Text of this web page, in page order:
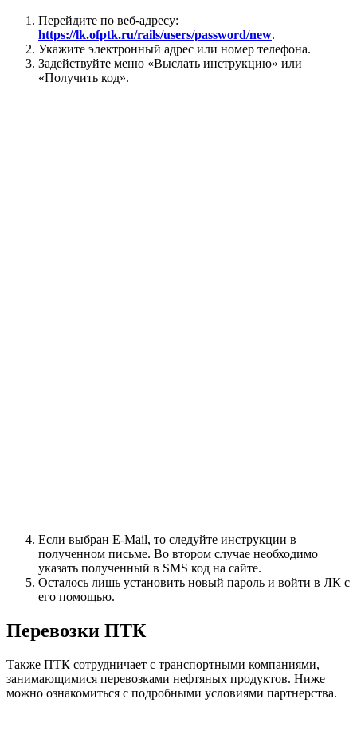
Перейдите по веб-адресу:
https://lk.ofptk.ru/rails/users/password/new.
Укажите электронный адрес или номер телефона.
Задействуйте меню «Выслать инструкцию» или
«Получить код».
Если выбран E-Mail, то следуйте инструкции в
полученном письме. Во втором случае необходимо
указать полученный в SMS код на сайте.
Осталось лишь установить новый пароль и войти в ЛК с
его помощью.
Перевозки ПТК
Также ПТК сотрудничает с транспортными компаниями,
занимающимися перевозками нефтяных продуктов. Ниже
можно ознакомиться с подробными условиями партнерства.